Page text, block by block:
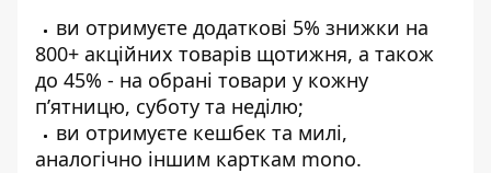
ви отримуєте додаткові 5% знижки на
800+ акційних товарів щотижня, а також
до 45% - на обрані товари у кожну
п’ятницю, суботу та неділю;
ви отримуєте кешбек та милі,
аналогічно іншим карткам mono.